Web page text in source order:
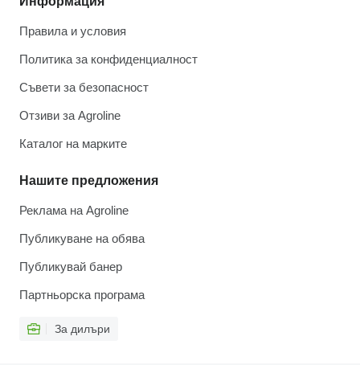
Правила и условия
Политика за конфиденциалност
Съвети за безопасност
Отзиви за Agroline
Каталог на марките
Нашите предложения
Реклама на Agroline
Публикуване на обява
Публикувай банер
Партньорска програма
За дилъри